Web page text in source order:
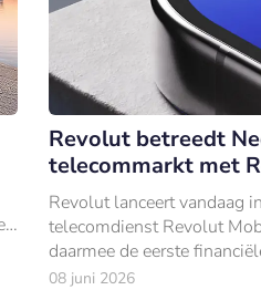
Revolut betreedt
telecommarkt met
Revolut lanceert vandaag
telecomdienst Revolut
daarmee de eerste
volwaardig telecomaanbod.
08 juni 2026